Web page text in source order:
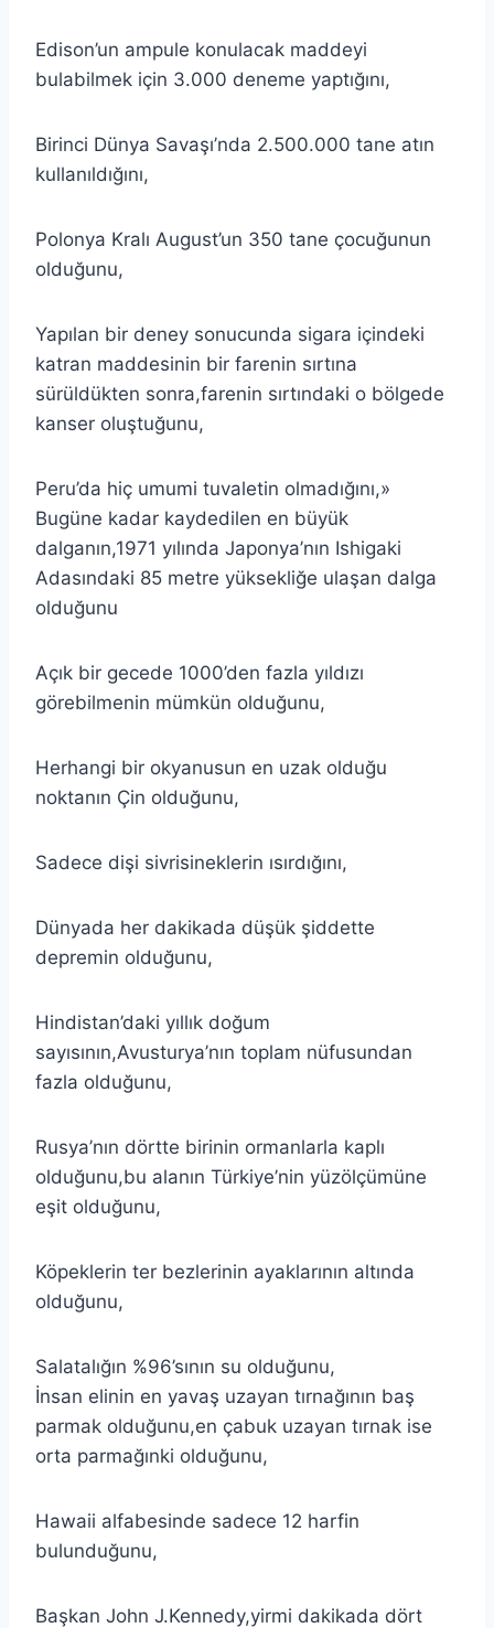
Edison’un ampule konulacak maddeyi
bulabilmek için 3.000 deneme yaptığını,
Birinci Dünya Savaşı’nda 2.500.000 tane atın
kullanıldığını,
Polonya Kralı August’un 350 tane çocuğunun
olduğunu,
Yapılan bir deney sonucunda sigara içindeki
katran maddesinin bir farenin sırtına
sürüldükten sonra,farenin sırtındaki o bölgede
kanser oluştuğunu,
Peru’da hiç umumi tuvaletin olmadığını,»
Bugüne kadar kaydedilen en büyük
dalganın,1971 yılında Japonya’nın Ishigaki
Adasındaki 85 metre yüksekliğe ulaşan dalga
olduğunu
Açık bir gecede 1000’den fazla yıldızı
görebilmenin mümkün olduğunu,
Herhangi bir okyanusun en uzak olduğu
noktanın Çin olduğunu,
Sadece dişi sivrisineklerin ısırdığını,
Dünyada her dakikada düşük şiddette
depremin olduğunu,
Hindistan’daki yıllık doğum
sayısının,Avusturya’nın toplam nüfusundan
fazla olduğunu,
Rusya’nın dörtte birinin ormanlarla kaplı
olduğunu,bu alanın Türkiye’nin yüzölçümüne
eşit olduğunu,
Köpeklerin ter bezlerinin ayaklarının altında
olduğunu,
Salatalığın %96’sının su olduğunu,
İnsan elinin en yavaş uzayan tırnağının baş
parmak olduğunu,en çabuk uzayan tırnak ise
orta parmağınki olduğunu,
Hawaii alfabesinde sadece 12 harfin
bulunduğunu,
Başkan John J.Kennedy,yirmi dakikada dört